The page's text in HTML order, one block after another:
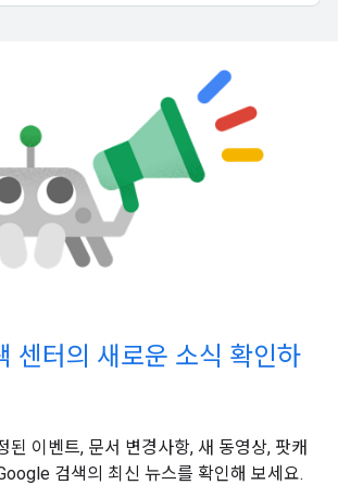
센터의 새로운 소식 확인하
된 이벤트, 문서 변경사항, 새 동영상, 팟캐
검색의 최신 뉴스를 확인해 보세요.